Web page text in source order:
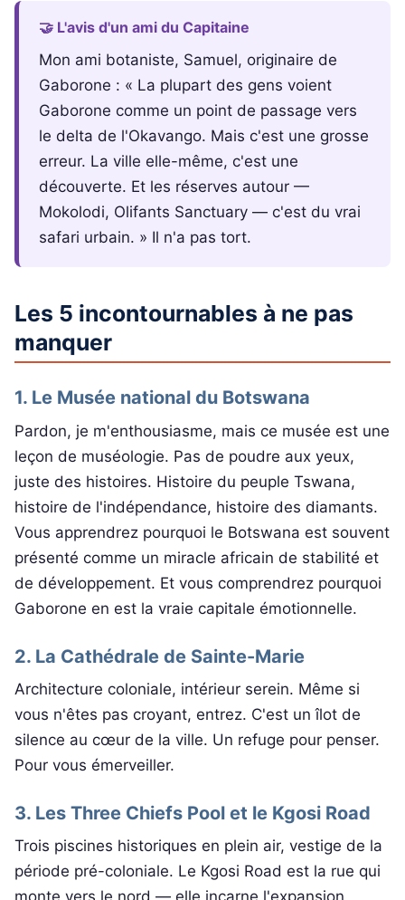
🤝 L'avis d'un ami du Capitaine
Mon ami botaniste, Samuel, originaire de
Gaborone : « La plupart des gens voient
Gaborone comme un point de passage vers
le delta de l'Okavango. Mais c'est une grosse
erreur. La ville elle-même, c'est une
découverte. Et les réserves autour —
Mokolodi, Olifants Sanctuary — c'est du vrai
safari urbain. » Il n'a pas tort.
Les 5 incontournables à ne pas
manquer
1. Le Musée national du Botswana
Pardon, je m'enthousiasme, mais ce musée est une
leçon de muséologie. Pas de poudre aux yeux,
juste des histoires. Histoire du peuple Tswana,
histoire de l'indépendance, histoire des diamants.
Vous apprendrez pourquoi le Botswana est souvent
présenté comme un miracle africain de stabilité et
de développement. Et vous comprendrez pourquoi
Gaborone en est la vraie capitale émotionnelle.
2. La Cathédrale de Sainte-Marie
Architecture coloniale, intérieur serein. Même si
vous n'êtes pas croyant, entrez. C'est un îlot de
silence au cœur de la ville. Un refuge pour penser.
Pour vous émerveiller.
3. Les Three Chiefs Pool et le Kgosi Road
Trois piscines historiques en plein air, vestige de la
période pré-coloniale. Le Kgosi Road est la rue qui